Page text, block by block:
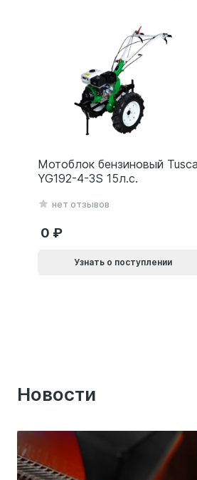
Мотоблок бензиновый
YG192-4-3S 15л.с.
нет отзывов
0
Узнать о поступлении
Новости